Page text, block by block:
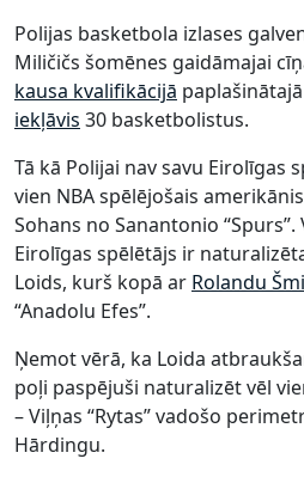
Polijas basketbola izlases
Miličičs šomēnes gaidāmajai
kausa kvalifikācijā
iekļāvis 30 basketbolistus.
Tā kā Polijai nav savu Eirolīgas
vien NBA spēlējošais
Sohans no Sanantonio
Eirolīgas spēlētājs ir
Loids, kurš kopā ar Rolandu
“Anadolu Efes”.
Ņemot vērā, ka Loida
poļi paspējuši naturalizēt vēl
– Viļņas “Rytas” vadošo
Hārdingu.